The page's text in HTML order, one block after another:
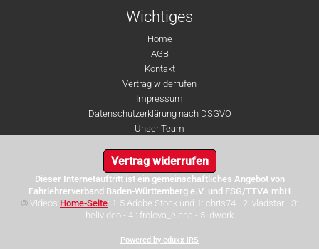
Wichtiges
Home
AGB
Kontakt
Vertrag widerrufen
Impressum
Datenschutzerklärung nach DSGVO
Unser Team
Vertrag widerrufen
Dieser Internetauftritt ist ein gemeinschaftliches Angebot von
Fahrlehrerverband Baden-Württemberg e.V. und FSG/TTVA mbH
© Videos Home-Seite: 1-5 Adobe Stock und 1: chris74 - 2: vladstar - 3:
helivideo - 4 : frolova_elena - 5: dwork
Powered by eduxx iRS